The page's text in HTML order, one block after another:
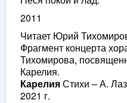
2011
Читает Юрий
Фрагмент концерта
Тихомирова,
Карелия.
КарелияСтихи – А.
2021 г.